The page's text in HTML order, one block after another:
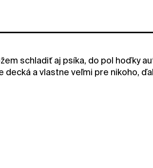
schladiť aj psíka, do pol hoďky
decká a vlastne veľmi pre nikoho,